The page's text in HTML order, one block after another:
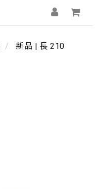
新品 | 長 210